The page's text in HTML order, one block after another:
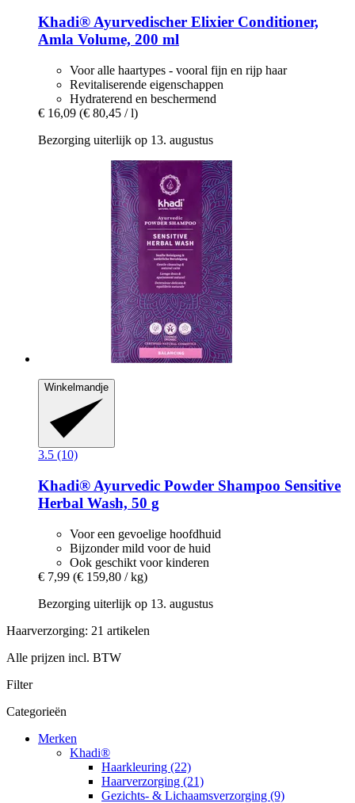
Khadi® Ayurvedischer Elixier Conditioner,
Amla Volume, 200 ml
Voor alle haartypes - vooral fijn en rijp haar
Revitaliserende eigenschappen
Hydraterend en beschermend
€ 16,09 (€ 80,45 / l)
Bezorging uiterlijk op 13. augustus
Winkelmandje
3.5 (10)
Khadi® Ayurvedic Powder Shampoo Sensitive
Herbal Wash, 50 g
Voor een gevoelige hoofdhuid
Bijzonder mild voor de huid
Ook geschikt voor kinderen
€ 7,99 (€ 159,80 / kg)
Bezorging uiterlijk op 13. augustus
Haarverzorging: 21 artikelen
Alle prijzen incl. BTW
Filter
Categorieën
Merken
Khadi®
Haarkleuring (22)
Haarverzorging (21)
Gezichts- & Lichaamsverzorging (9)